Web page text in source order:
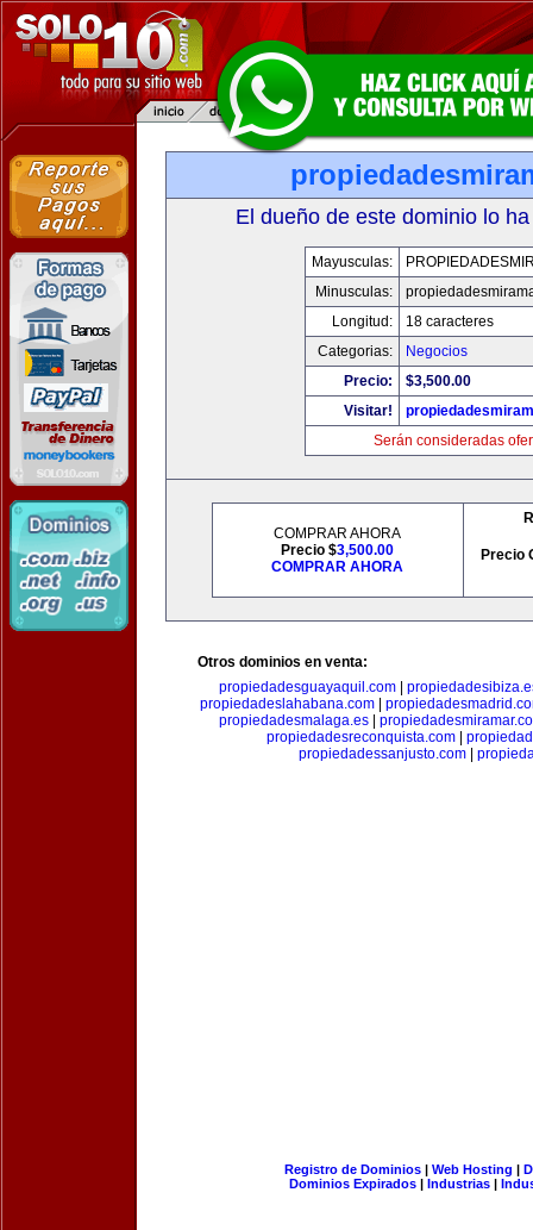
El dueño de este dominio lo
Mayusculas:
Minusculas:
Longitud:
18 caracteres
Categorias:
Negocios
Precio:
$3,500.00
Visitar!
Serán consideradas
COMPRAR AHORA
Precio $3,500.00
COMPRAR AHORA
Precio
Otros dominios en venta:
propiedadesguayaquil.com
propiedadeslahabana.com|
propiedadesmalaga.es|
propiedadesreconquista.com
propiedadessanjusto.com
Registro de Dominios| Web Hosting |
Dominios Expirados | Industrias |